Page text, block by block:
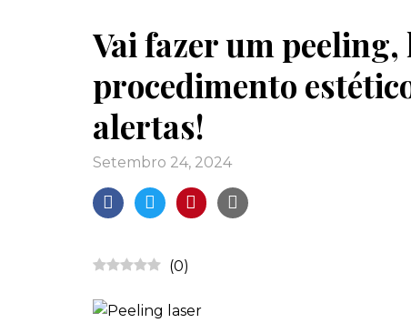
Vai fazer um
procedimento
alertas!
setembro 24, 2024
(0)